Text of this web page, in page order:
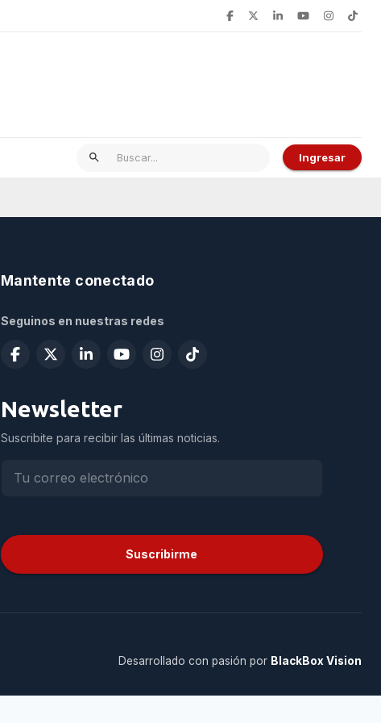
Ingresar
Mantente conectado
Seguinos en nuestras redes
Newsletter
Suscribite para recibir las últimas noticias.
Suscribirme
Desarrollado con pasión por BlackBox Vision